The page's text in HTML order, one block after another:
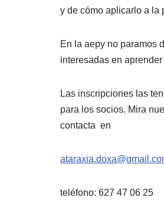
y de cómo aplicarlo a la
En la aepy no paramos
interesadas en
Las inscripciones las
para los socios. Mira
contacta en
teléfono: 627 47 06 25